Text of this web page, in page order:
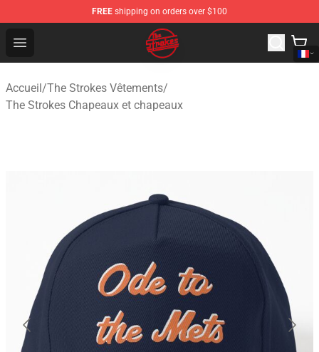
FREE shipping on orders over $100
Open menu
The Strokes Shop - Official The Strokes Merchandise
Accueil/The Strokes Vêtements/
The Strokes Chapeaux et chapeaux